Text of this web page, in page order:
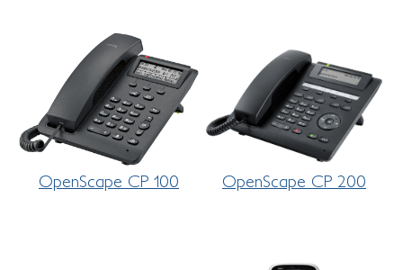
OpenScape CP 100 OpenScape CP 200